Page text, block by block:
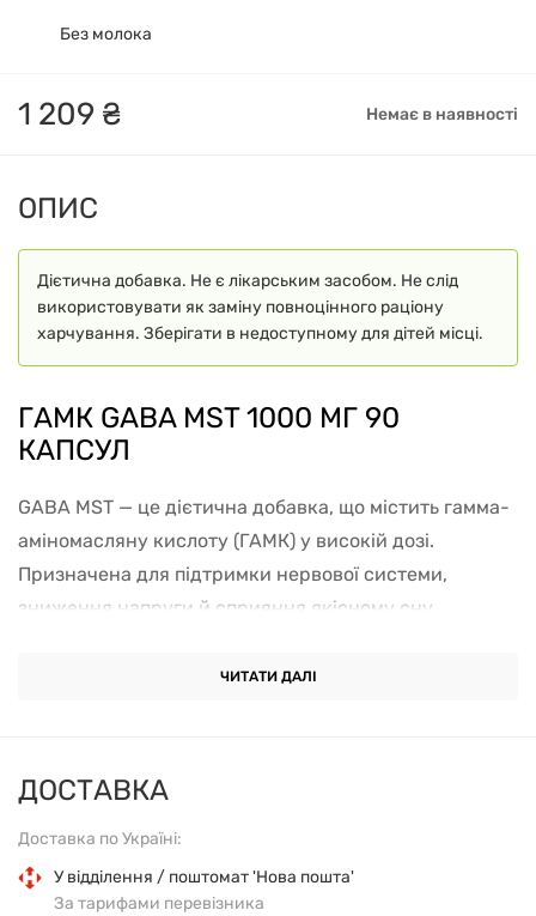
1 209 ₴ Немає в наявності
Без молока
ДОСТАВКА
Доставка по Україні:
У відділення / поштомат 'Нова пошта'
За тарифами перевізника
ОПИС
Дієтична добавка. Не є лікарським засобом. Не слід
використовувати як заміну повноцінного раціону
харчування. Зберігати в недоступному для дітей місці.
ГАМК GABA MST 1000 МГ 90
КАПСУЛ
GABA MST — це дієтична добавка, що містить гамма-
аміномасляну кислоту (ГАМК) у високій дозі.
Призначена для підтримки нервової системи,
зниження напруги й сприяння якісному сну.
напруженням у вечірній час.
Форма випуску: капсули
ЧИТАТИ ДАЛІ